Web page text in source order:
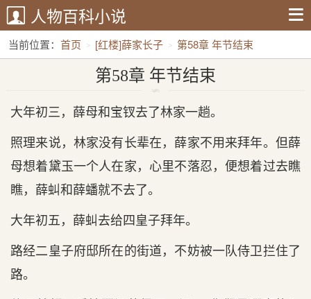
人物百科小说
当前位置： 首页 [红楼]薛家长子 第58章 年节结束
第58章 年节结束
大年初三，薛母和宝钗去了林家一趟。
照理来说，林家没有长辈在，薛家不用来拜年。但薛
母想着黛玉一个人在家，心里不落忍，便想着过去瞧
瞧，薛虯和薛蟠就不去了。
大年初五，薛虯去给四皇子拜年。
路经二皇子府邸所在的街道，不妨被一队侍卫拦住了
路。